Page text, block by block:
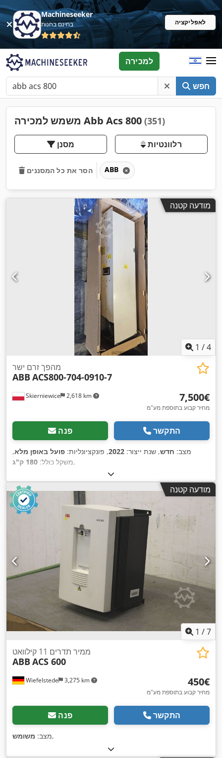
Machineseeker
בחינם בחנות לאפליקציה
חפש
למכירה
משמש למכירה Abb Acs 800 (351)
מסנן רלוונטיות
הסר את כל המסננים ABB
מודעה קטנה
1 /4
Skierniewice 2,618 km
מהפך זרם ישר
ABB ACS800-704-0910-7
‏7,500 ‏€
מחיר קבוע בתוספת מע"מ
פנה התקשר
מצב: חדש, שנת ייצור: 2022, פונקציונליות: פועל באופן מלא,
משקל כולל: 180 ק"ג ,
מודעה קטנה
1 /7
Wiefelstede 3,275 km
ממיר תדרים 11 קילוואט
ABB ACS 600
‏450 ‏€
מחיר קבוע בתוספת מע"מ
פנה התקשר
מצב: משומש ,